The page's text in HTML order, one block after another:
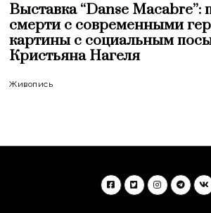
Выставка “Danse Macabre”:
смерти с современными
картины с социальным
Кристьяна Нагеля
Живопись